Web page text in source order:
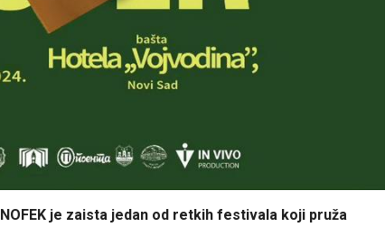
je zaista jedan od retkih festivala koji pruža